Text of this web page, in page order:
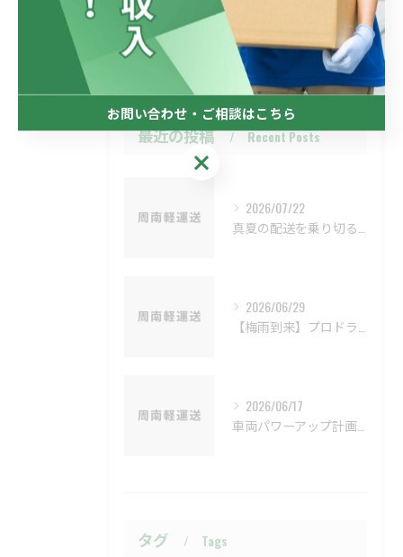
経験者
未経験
最近の投稿 Recent Posts
2026/07/22
2026/06/29
2026/06/17
タグ Tags
お問い合わせ・ご相談はこちら
お問い合わせ・ご相談はこちら